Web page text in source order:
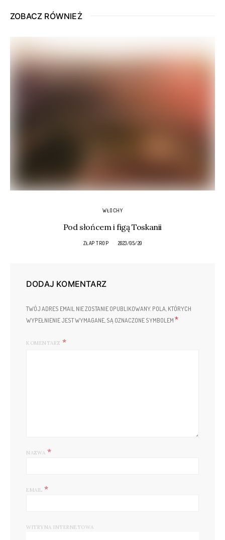
ZOBACZ RÓWNIEŻ
WŁOCHY
Pod słońcem i figą Toskanii
ZŁAP TROP 2023/05/20
DODAJ KOMENTARZ
TWÓJ ADRES EMAIL NIE ZOSTANIE OPUBLIKOWANY. POLA, KTÓRYCH
WYPEŁNIENIE JEST WYMAGANE, SĄ OZNACZONE SYMBOLEM *
KOMENTARZ
NAZWA *
EMAIL *
WITRYNA INTERNETOWA